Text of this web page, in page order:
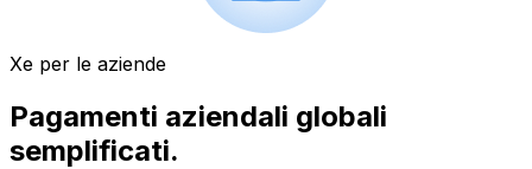
Xe per le aziende
Pagamenti aziendali globali
semplificati.